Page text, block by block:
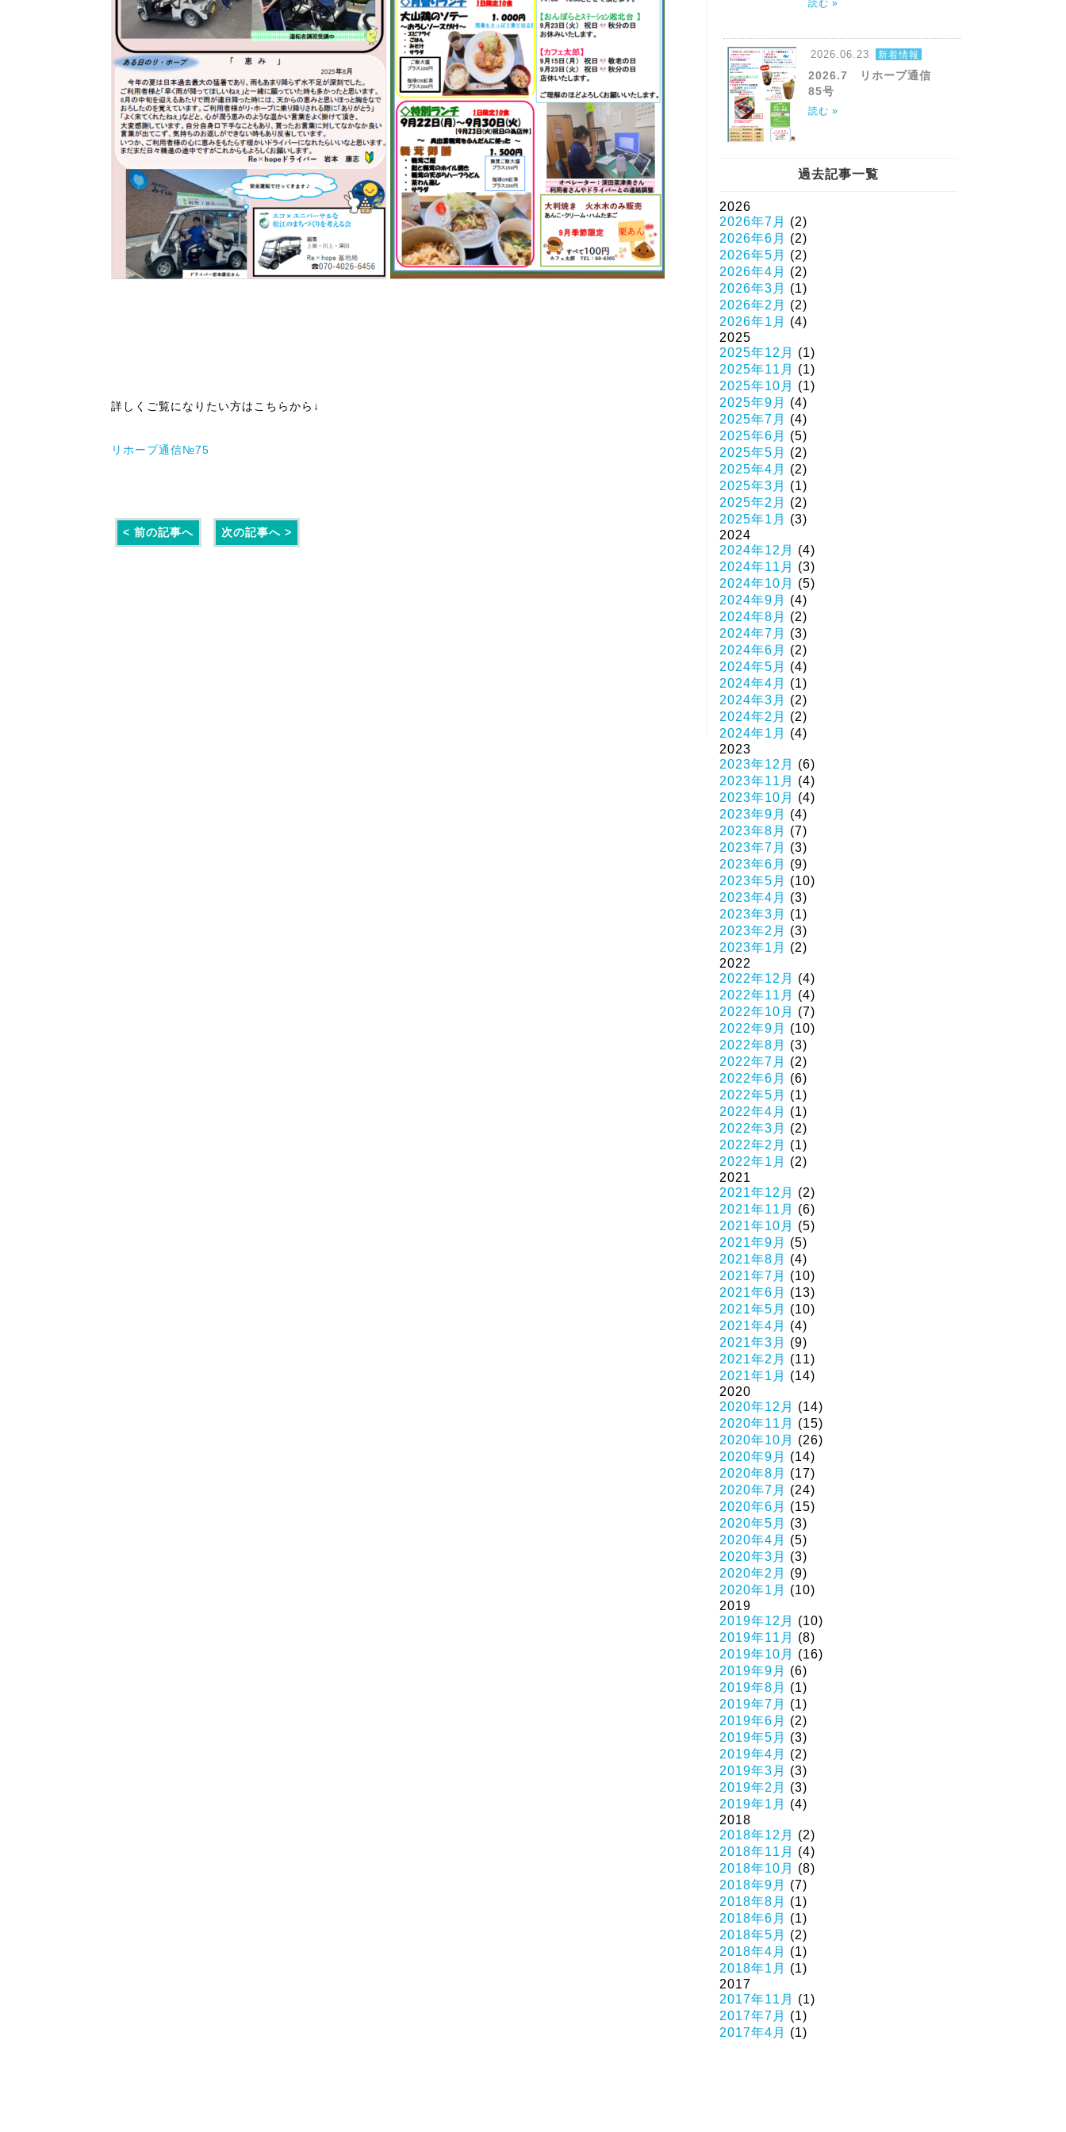
詳しくご覧になりたい方はこちらから↓
リホープ通信№75
< 前の記事へ 次の記事へ >
読む »
2026.06.23 新着情報
2026.7 リホープ通信
85号
読む »
過去記事一覧
2026
2026年7月
(2)
2026年6月
(2)
2026年5月
(2)
2026年4月
(2)
2026年3月
(1)
2026年2月
(2)
2026年1月
(4)
2025
2025年12月
(1)
2025年11月
(1)
2025年10月
(1)
2025年9月
(4)
2025年7月
(4)
2025年6月
(5)
2025年5月
(2)
2025年4月
(2)
2025年3月
(1)
2025年2月
(2)
2025年1月
(3)
2024
2024年12月
(4)
2024年11月
(3)
2024年10月
(5)
2024年9月
(4)
2024年8月
(2)
2024年7月
(3)
2024年6月
(2)
2024年5月
(4)
2024年4月
(1)
2024年3月
(2)
2024年2月
(2)
2024年1月
(4)
2023
2023年12月
(6)
2023年11月
(4)
2023年10月
(4)
2023年9月
(4)
2023年8月
(7)
2023年7月
(3)
2023年6月
(9)
2023年5月
(10)
2023年4月
(3)
2023年3月
(1)
2023年2月
(3)
2023年1月
(2)
2022
2022年12月
(4)
2022年11月
(4)
2022年10月
(7)
2022年9月
(10)
2022年8月
(3)
2022年7月
(2)
2022年6月
(6)
2022年5月
(1)
2022年4月
(1)
2022年3月
(2)
2022年2月
(1)
2022年1月
(2)
2021
2021年12月
(2)
2021年11月
(6)
2021年10月
(5)
2021年9月
(5)
2021年8月
(4)
2021年7月
(10)
2021年6月
(13)
2021年5月
(10)
2021年4月
(4)
2021年3月
(9)
2021年2月
(11)
2021年1月
(14)
2020
2020年12月
(14)
2020年11月
(15)
2020年10月
(26)
2020年9月
(14)
2020年8月
(17)
2020年7月
(24)
2020年6月
(15)
2020年5月
(3)
2020年4月
(5)
2020年3月
(3)
2020年2月
(9)
2020年1月
(10)
2019
2019年12月
(10)
2019年11月
(8)
2019年10月
(16)
2019年9月
(6)
2019年8月
(1)
2019年7月
(1)
2019年6月
(2)
2019年5月
(3)
2019年4月
(2)
2019年3月
(3)
2019年2月
(3)
2019年1月
(4)
2018
2018年12月
(2)
2018年11月
(4)
2018年10月
(8)
2018年9月
(7)
2018年8月
(1)
2018年6月
(1)
2018年5月
(2)
2018年4月
(1)
2018年1月
(1)
2017
2017年11月
(1)
2017年7月
(1)
2017年4月
(1)